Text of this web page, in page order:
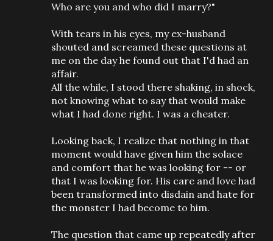
Who are you and who did I marry?"
With tears in his eyes, my ex-husband
shouted and screamed these questions at
me on the day he found out that I'd had an
affair.
All the while, I stood there shaking, in shock,
not knowing what to say that would make
what I had done right. I was a cheater.
Looking back, I realize that nothing in that
moment would have given him the solace
and comfort that he was looking for -- or
that I was looking for. His care and love had
been transformed into disdain and hate for
the monster I had become to him.
The question that came up repeatedly after